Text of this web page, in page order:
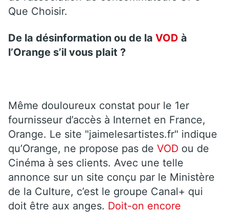
Que Choisir.
De la désinformation ou de la VOD à
l’Orange s’il vous plait ?
Même douloureux constat pour le 1er
fournisseur d’accès à Internet en France,
Orange. Le site "jaimelesartistes.fr" indique
qu’Orange, ne propose pas de VOD ou de
Cinéma à ses clients. Avec une telle
annonce sur un site conçu par le Ministère
de la Culture, c’est le groupe Canal+ qui
doit être aux anges. Doit-on encore